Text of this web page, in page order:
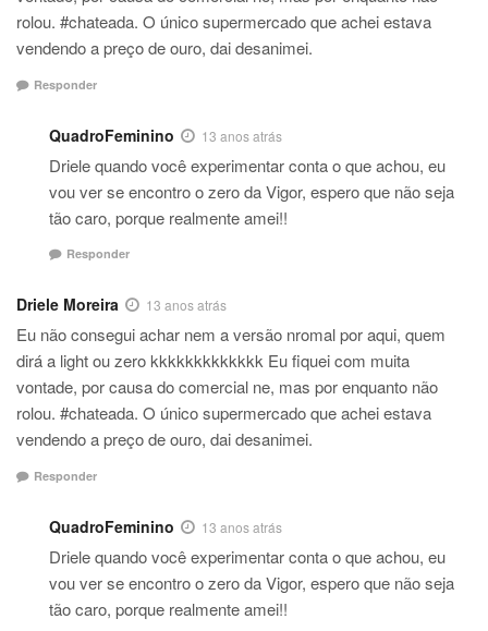
rolou. #chateada. O único supermercado que achei estava
vendendo a preço de ouro, dai desanimei.
Responder
QuadroFeminino 13 anos atrás
Driele quando você experimentar conta o que achou, eu
vou ver se encontro o zero da Vigor, espero que não seja
tão caro, porque realmente amei!!
Responder
Driele Moreira 13 anos atrás
Eu não consegui achar nem a versão nromal por aqui, quem
dirá a light ou zero kkkkkkkkkkkkk Eu fiquei com muita
vontade, por causa do comercial ne, mas por enquanto não
rolou. #chateada. O único supermercado que achei estava
vendendo a preço de ouro, dai desanimei.
Responder
QuadroFeminino 13 anos atrás
Driele quando você experimentar conta o que achou, eu
vou ver se encontro o zero da Vigor, espero que não seja
tão caro, porque realmente amei!!